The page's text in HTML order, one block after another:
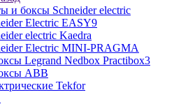
и боксы Schneider electric
Electric EASY9
electric Kaedra
Electric MINI-PRAGMA
Legrand Nedbox Practibox3
ABB
Tekfor